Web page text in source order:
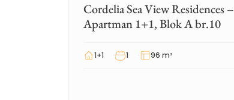
Cordelia Sea View Residences –
Apartman 1+1, Blok A br.10
1+1 1 96 m²